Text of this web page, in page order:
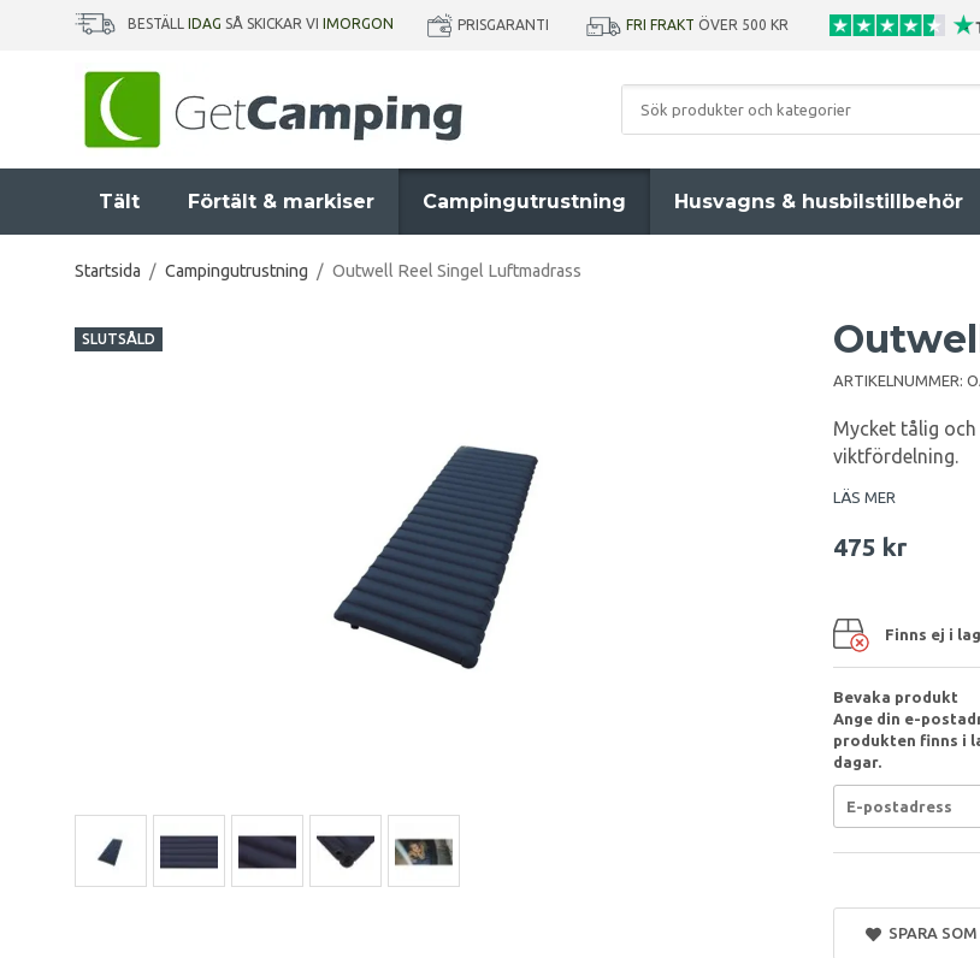
BESTÄLL IDAG SÅ SKICKAR VI IMORGON PRISGARANTI FRI FRAKT ÖVER 500 KR
Tält Förtält & markiser Campingutrustning Husvagns & husbilstillbehör
Startsida / Campingutrustning / Outwell Reel Singel Luftmadrass
SLUTSÅLD
ARTIKELNUMMER:
Mycket tålig
viktfördelning.
LÄS MER
475 kr
Finns ej i
Bevaka produkt
Ange din e-
produkten finns i
dagar.
SPARA SOM